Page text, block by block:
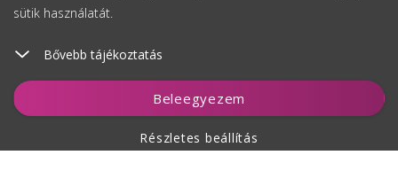
sütik használatát.
Bővebb tájékoztatás
Beleegyezem
Részletes beállítás
Kosárhoz ad